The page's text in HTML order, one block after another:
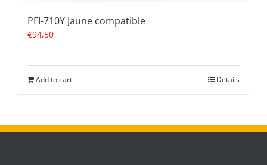
PFI-710Y Jaune compatible
€94,50
Add to cart Details